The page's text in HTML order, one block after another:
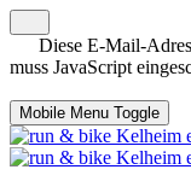
Diese E-Mail-
muss JavaScript
Mobile Menu Toggle